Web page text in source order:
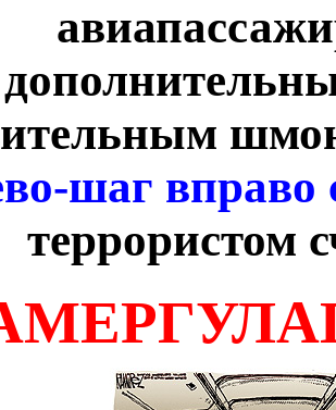
шаг вправо
террористом